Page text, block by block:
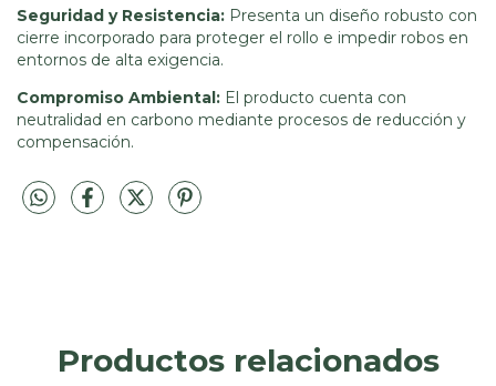
Seguridad y Resistencia: Presenta un diseño robusto con
cierre incorporado para proteger el rollo e impedir robos en
entornos de alta exigencia.
Compromiso Ambiental: El producto cuenta con
neutralidad en carbono mediante procesos de reducción y
compensación.
Productos relacionados